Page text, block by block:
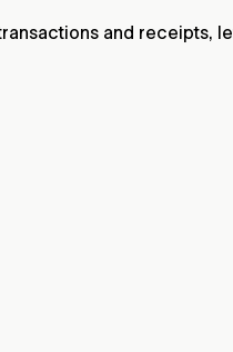
and receipts,